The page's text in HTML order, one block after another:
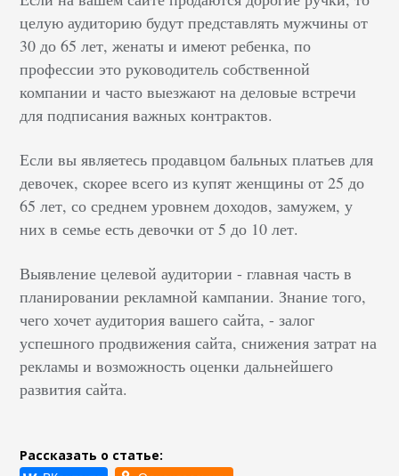
целую аудиторию будут представлять мужчины от
30 до 65 лет, женаты и имеют ребенка, по
профессии это руководитель собственной
компании и часто выезжают на деловые встречи
для подписания важных контрактов.
Если вы являетесь продавцом бальных платьев для
девочек, скорее всего из купят женщины от 25 до
65 лет, со среднем уровнем доходов, замужем, у
них в семье есть девочки от 5 до 10 лет.
Выявление целевой аудитории - главная часть в
планировании рекламной кампании. Знание того,
чего хочет аудитория вашего сайта, - залог
успешного продвижения сайта, снижения затрат на
рекламы и возможность оценки дальнейшего
развития сайта.
Рассказать о статье: